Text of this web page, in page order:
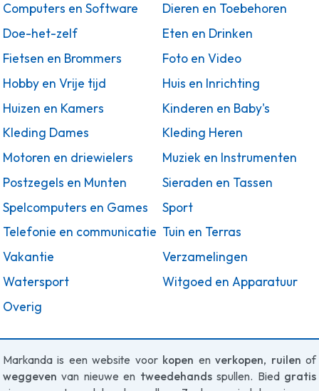
Computers en Software
Dieren en Toebehoren
Doe-het-zelf
Eten en Drinken
Fietsen en Brommers
Foto en Video
Hobby en Vrije tijd
Huis en Inrichting
Huizen en Kamers
Kinderen en Baby's
Kleding Dames
Kleding Heren
Motoren en driewielers
Muziek en Instrumenten
Postzegels en Munten
Sieraden en Tassen
Spelcomputers en Games
Sport
Telefonie en communicatie Tuin en Terras
Vakantie
Verzamelingen
Watersport
Witgoed en Apparatuur
Overig
Markanda is een website voor kopen enverkopen, ruilen of
weggeven van nieuwe en tweedehandsspullen. Bied gratis